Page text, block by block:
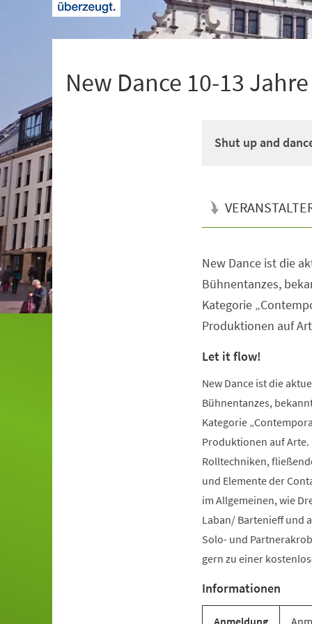
New Dance 10-13
Shut up and
New Dance ist die
Bühnentanzes,
Kategorie
Produktionen auf
Let it flow!
New Dance ist die
Bühnentanzes,
Kategorie
Produktionen auf Arte.
Rolltechniken,
und Elemente der
im Allgemeinen, wie
Laban/ Bartenieff und
Solo- und
gern zu einer
Informationen
Anmeldung